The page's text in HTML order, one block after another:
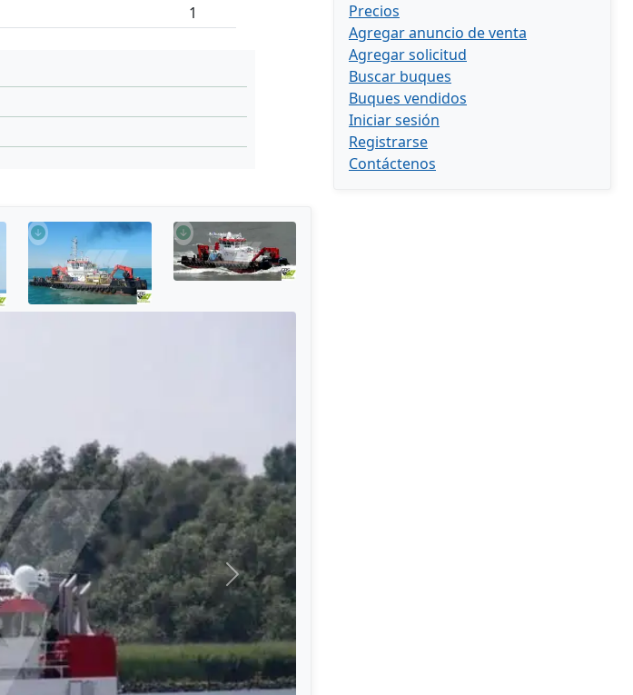
1
Siguiente
Precios
Agregar anuncio de venta
Agregar solicitud
Buscar buques
Buques vendidos
Iniciar sesión
Registrarse
Contáctenos